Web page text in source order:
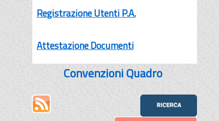
Registrazione Utenti P.A.
Attestazione Documenti
Convenzioni Quadro